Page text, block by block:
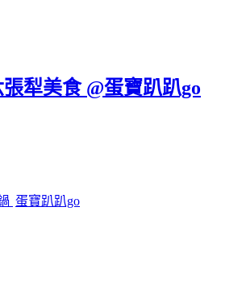
犁美食 @蛋寶趴趴go
蛋寶趴趴go